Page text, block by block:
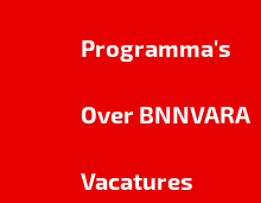
Programma's
Over BNNVARA
Vacatures